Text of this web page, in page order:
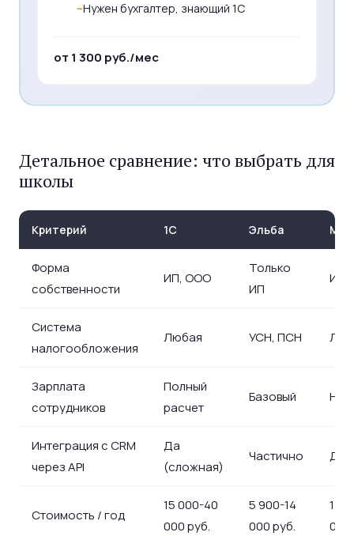
~Нужен бухгалтер, знающий 1С
от 1 300 руб./мес
Детальное сравнение: что выбрать для
школы
Критерий 1С Эльба
Форма
собственности
ИП, ООО
Только
ИП
ИП,
Система
налогообложения
Любая УСН, ПСН
Зарплата
сотрудников
Полный
расчет
Базовый Нет
Интеграция с CRM
через API
Да
(сложная)
Частично Да
Стоимость / год
15 000-40
000 руб.
5 900-14
000 руб.
14
000